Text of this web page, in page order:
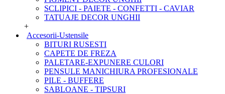
SCLIPICI - PAIETE - CONFETTI - CAVIAR
TATUAJE DECOR UNGHII
+
Accesorii-Ustensile
BITURI RUSESTI
CAPETE DE FREZA
PALETARE-EXPUNERE CULORI
PENSULE MANICHIURA PROFESIONALE
PILE - BUFFERE
SABLOANE - TIPSURI